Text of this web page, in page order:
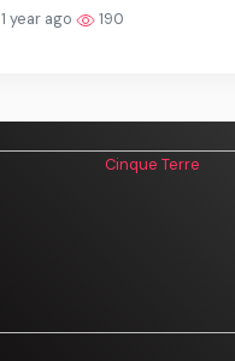
1 year ago 190